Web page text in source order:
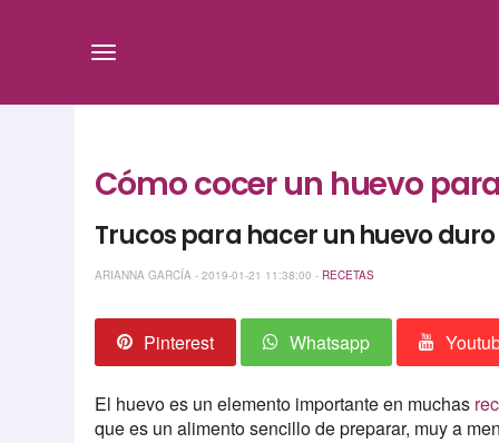
Cómo cocer un huevo
Trucos para hacer un huevo
ARIANNA GARCÍA - 2019-01-21 11:38:00 - RECETAS
Pinterest Whatsapp
El huevo es un elemento importante en muchas
que es un alimento sencillo de preparar, muy a